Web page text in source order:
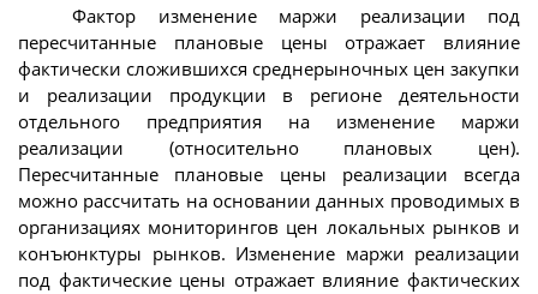
Фактор изменение маржи реализации под
пересчитанные плановые цены отражает влияние
фактически сложившихся среднерыночных цен закупки
и реализации продукции в регионе деятельности
отдельного предприятия на изменение маржи
реализации (относительно плановых цен).
Пересчитанные плановые цены реализации всегда
можно рассчитать на основании данных проводимых в
организациях мониторингов цен локальных рынков и
конъюнктуры рынков. Изменение маржи реализации
под фактические цены отражает влияние фактических